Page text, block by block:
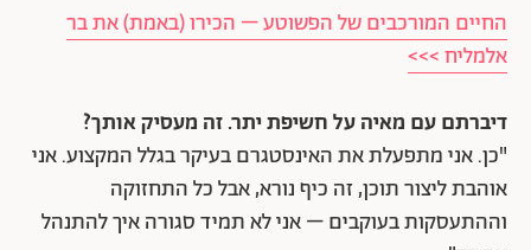
החיים המורכבים של הפשוטע – הכירו (באמת) את בר
אלמליח >>>
דיברתם עם מאיה על חשיפת יתר. זה מעסיק אותך?
"כן. אני מתפעלת את האינסטגרם בעיקר בגלל המקצוע. אני
אוהבת ליצור תוכן, זה כיף נורא, אבל כל התחזוקה
וההתעסקות בעוקבים – אני לא תמיד סגורה איך להתנהל